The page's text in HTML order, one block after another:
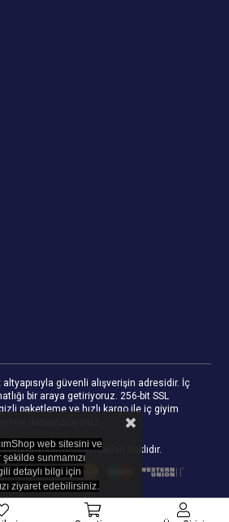
güvenli alışverişin adresidir. İç
bir araya getiriyoruz. 256-bit SSL
paketleme ve hızlı kargo ile iç giyim
dönüştürüyoruz.
- Tüm Hakları Saklıdır.
web sitesini ve
sunmamızı
detaylı bilgi için
ziyaret edebilirsiniz.